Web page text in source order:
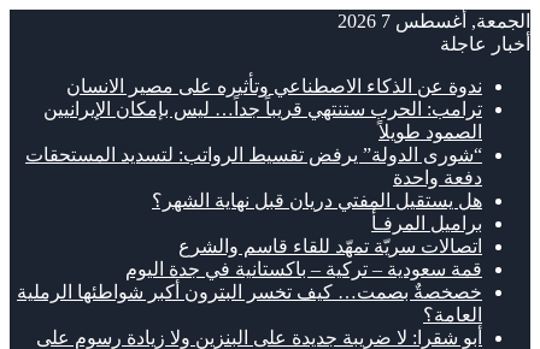
الجمعة, أغسطس 7 2026
أخبار عاجلة
ندوة عن الذكاء الاصطناعي وتأثيره على مصير الانسان
ترامب: الحرب ستنتهي قريباً جداً… ليس بإمكان الإيرانيين
الصمود طويلاً
“شورى الدولة” يرفض تقسيط الرواتب: لتسديد المستحقات
دفعة واحدة
هل يستقيل المفتي دريان قبل نهاية الشهر؟
براميل المرفـأ
اتصالات سريّة تمهّد للقاء قاسم والشرع
قمة سعودية – تركية – باكستانية في جدة اليوم
خصخصةٌ بصمت… كيف تخسر البترون أكبر شواطئها الرملية
العامة؟
أبو شقرا: لا ضريبة جديدة على البنزين ولا زيادة رسوم على